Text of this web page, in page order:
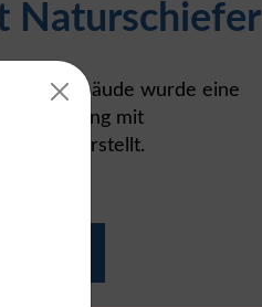
Naturschiefer
Gebäude wurde eine
mit
erstellt.